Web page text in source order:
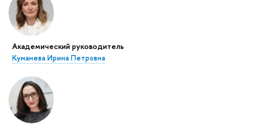
Академический руководитель
Куманева Ирина Петровна